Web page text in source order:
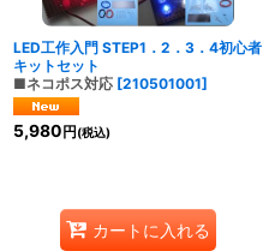
LED工作入門 STEP1．2．3．4初心者
キットセット
■ネコポス対応 [210501001]
5,980 円 (税込)
カートに入れる